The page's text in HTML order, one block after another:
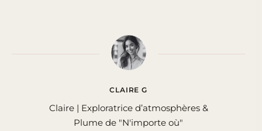
CLAIRE G
Claire | Exploratrice d’atmosphères &
Plume de "N'importe où"